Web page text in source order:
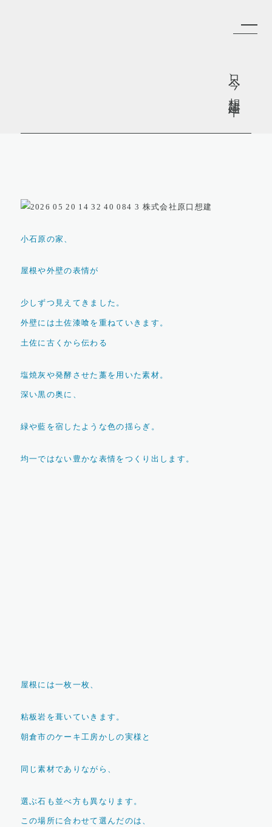
只今、
想建中。
小石原の家、
屋根や外壁の表情が
少しずつ見えてきました。
外壁には土佐漆喰を重ねていきます。
土佐に古くから伝わる
塩焼灰や発酵させた藁を用いた素材。
深い黒の奥に、
緑や藍を宿したような色の揺らぎ。
均一ではない豊かな表情をつくり出します。
屋根には一枚一枚、
粘板岩を葺いていきます。
朝倉市のケーキ工房かしの実様と
同じ素材でありながら、
選ぶ石も並べ方も異なります。
この場所に合わせて選んだのは、